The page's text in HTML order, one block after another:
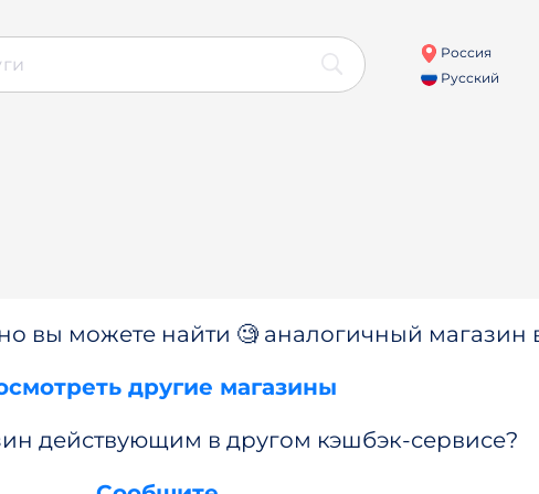
Россия
Русский
вы можете найти 🧐 аналогичный магазин
другие магазины
действующим в другом кэшбэк-сервисе?